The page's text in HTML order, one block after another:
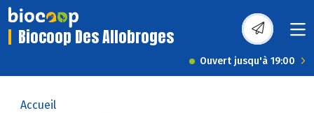
Biocoop Des Allobroges
Ouvert jusqu'à 19:00
Accueil